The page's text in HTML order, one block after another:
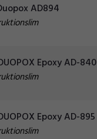
AD894
Epoxy AD-840
Epoxy AD-895